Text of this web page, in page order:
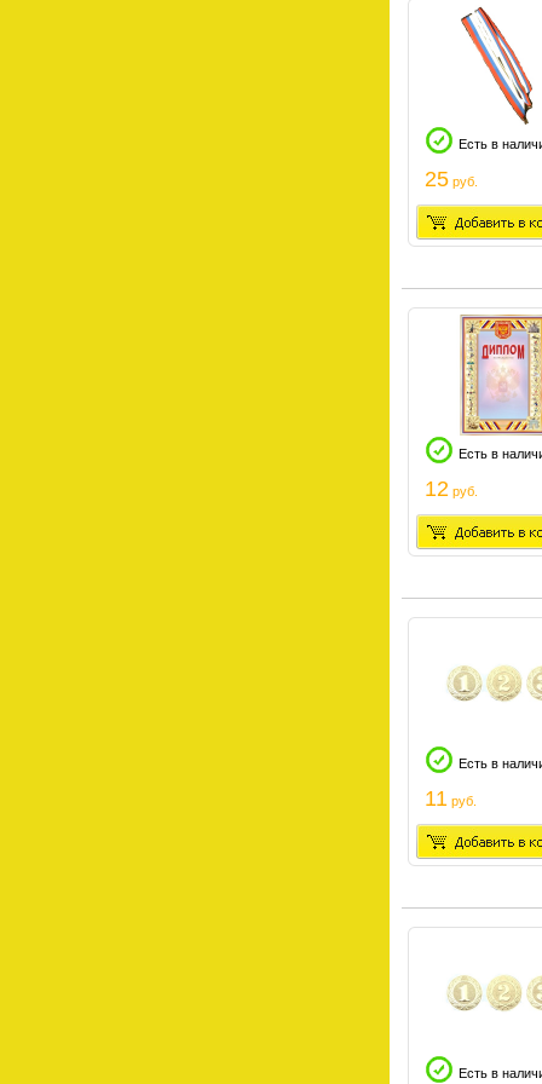
Есть в
25 руб.
Есть в
12 руб.
Есть в
11 руб.
Есть в